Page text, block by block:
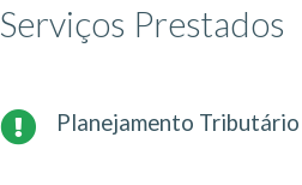
Serviços Prestados
Planejamento Tributário